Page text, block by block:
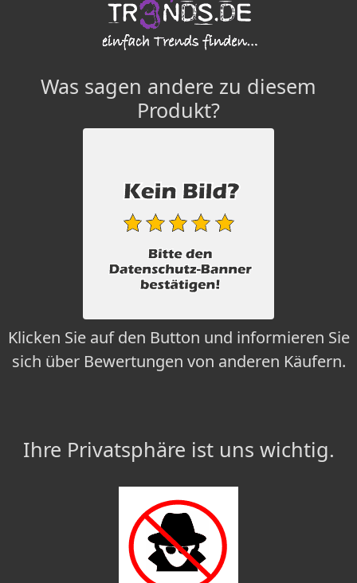
Was sagen andere zu diesem
Produkt?
Klicken Sie auf den Button und informieren Sie
sich über Bewertungen von anderen Käufern.
Ihre Privatsphäre ist uns wichtig.